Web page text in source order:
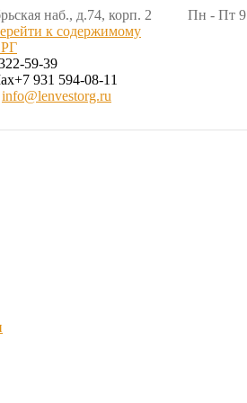
наб., д.74, корп. 2 Пн - Пт
к содержимому
59-39
+7 931 594-08-11
info@lenvestorg.ru